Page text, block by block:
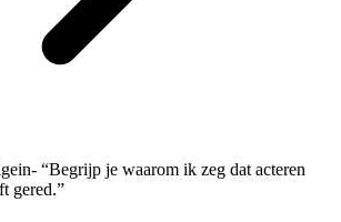
“Begrijp je waarom ik zeg dat acteren
gered.”